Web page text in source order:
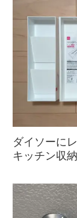
ダイソーに
キッチン収